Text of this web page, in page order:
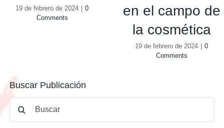
19 de febrero de 2024 | 0
Comments
en el campo de
la cosmética
19 de febrero de 2024 | 0
Comments
Buscar Publicación
Buscar: